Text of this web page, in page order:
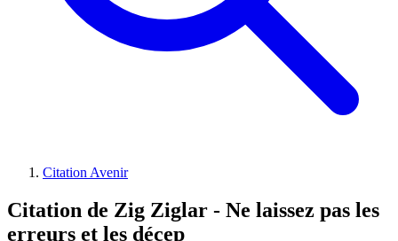
Citation Avenir
Citation de Zig Ziglar - Ne laissez pas les
erreurs et les décep